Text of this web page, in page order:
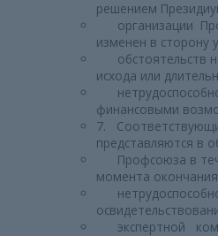
решением
организации
изменен в
обстоятельств
исхода или
финансовыми
7.
представляются в
Профсоюза в
момента
экспертной